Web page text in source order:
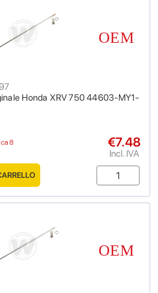
Honda XRV 750 44603-MY1-
8
€7.48
Incl. IVA